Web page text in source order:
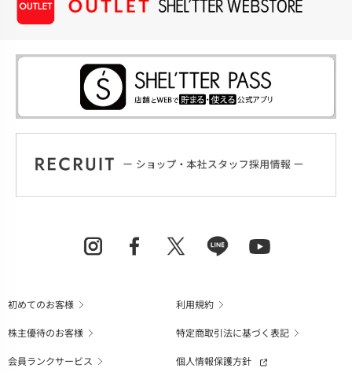
初めてのお客様
利用規約
株主優待のお客様
特定商取引法に基づく表記
会員ランクサービス
個人情報保護方針